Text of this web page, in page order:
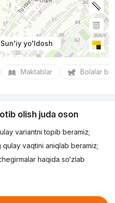
Sun'iy yo'ldosh
Maktablar Bolalar
olish juda oson
variantni topib beramiz;
vaqtini aniqlab beramiz;
haqida so‘zlab